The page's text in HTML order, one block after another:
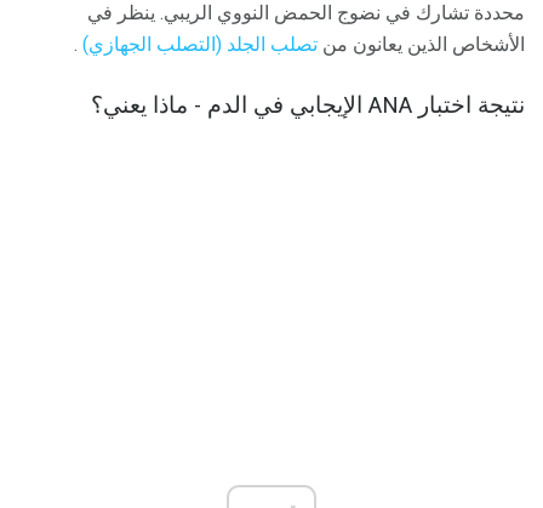
محددة تشارك في نضوج الحمض النووي الريبي. ينظر في
الأشخاص الذين يعانون من تصلب الجلد (التصلب الجهازي) .
نتيجة اختبار ANA الإيجابي في الدم - ماذا يعني؟